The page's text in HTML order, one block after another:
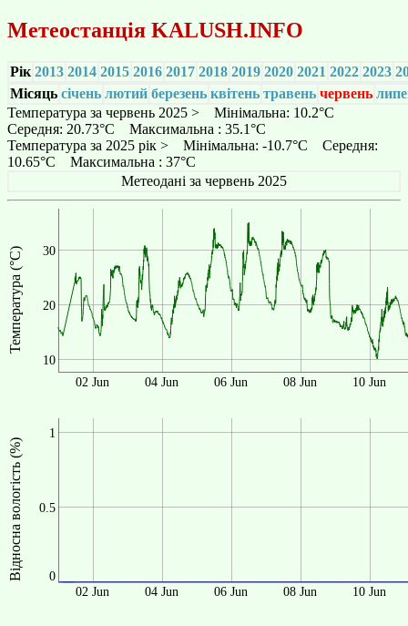
Метеостанція KALUSH.INFO
Рік 2013 2014 2015 2016 2017 2018 2019 2020 2021 2022 2023
Місяць січень лютий березень квітень травень червень
Температура за червень 2025 > Мінімальна: 10.2°C
Середня: 20.73°C Максимальна : 35.1°C
Температура за 2025 рік > Мінімальна: -10.7°C Середня:
10.65°C Максимальна : 37°C
Метеодані за червень 2025
Температура (°C)
10
20
30
02 Jun 04 Jun 06 Jun 08 Jun 10 Jun
Відносна вологість (%) 0
0.5
1
02 Jun 04 Jun 06 Jun 08 Jun 10 Jun